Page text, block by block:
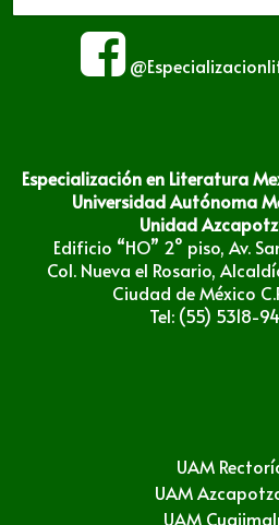
Especialización en Literatura
Universidad Autónoma
Unidad
Edificio “HO” 2° piso, Av.
Col. Nueva el Rosario,
Ciudad de México
Tel: (55) 5318-
UAM
UAM
UAM